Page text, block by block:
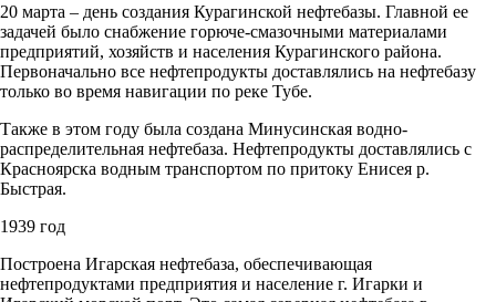
20 марта – день создания Курагинской нефтебазы. Главной ее
задачей было снабжение горюче-смазочными материалами
предприятий, хозяйств и населения Курагинского района.
Первоначально все нефтепродукты доставлялись на нефтебазу
только во время навигации по реке Тубе.
Также в этом году была создана Минусинская водно-
распределительная нефтебаза. Нефтепродукты доставлялись с
Красноярска водным транспортом по притоку Енисея р.
Быстрая.
1939 год
Построена Игарская нефтебаза, обеспечивающая
нефтепродуктами предприятия и население г. Игарки и